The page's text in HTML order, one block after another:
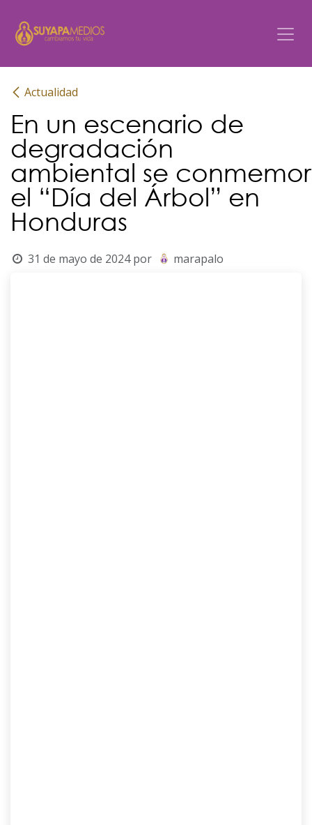
Actualidad
En un escenario de
degradación
ambiental se
el “Día del Árbol” en
Honduras
31 de mayo de 2024 por marapalo